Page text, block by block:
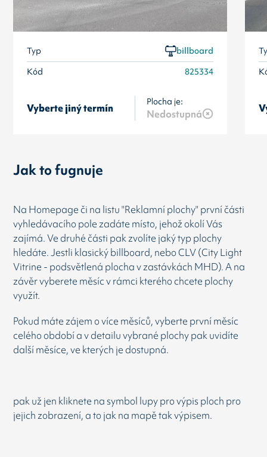
Typ
billboard
Kód
825334
Vyberte jiný termín
Plocha je:
Nedostupná
Jak to fugnuje
Na Homepage či na listu "Reklamní plochy" první části
vyhledávacího pole zadáte místo, jehož okolí Vás
zajímá. Ve druhé části pak zvolíte jaký typ plochy
hledáte. Jestli klasický billboard, nebo CLV (City Light
Vitrine - podsvětlená plocha v zastávkách MHD). A na
závěr vyberete měsíc v rámci kterého chcete plochy
využít.
Pokud máte zájem o více měsíců, vyberte první měsíc
celého období a v detailu vybrané plochy pak uvidíte
další měsíce, ve kterých je dostupná.
pak už jen kliknete na symbol lupy pro výpis ploch pro
jejich zobrazení, a to jak na mapě tak výpisem.